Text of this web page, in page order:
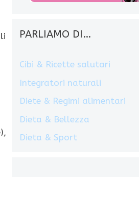
PARLIAMO DI…
Cibi & Ricette salutari
Integratori naturali
Diete & Regimi alimentari
Dieta & Bellezza
Dieta & Sport